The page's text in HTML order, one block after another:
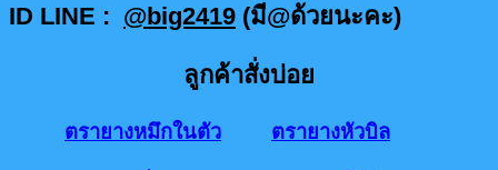
ID LINE : @big2419 (มี@ด้วยนะคะ)
ลูกค้าสั่งบ่อย
ตรายางหมึกในตัว ตรายางหัวบิล